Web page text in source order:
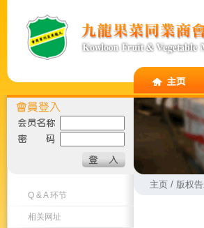
Q & A 环节
相关网址
主页 / 版权